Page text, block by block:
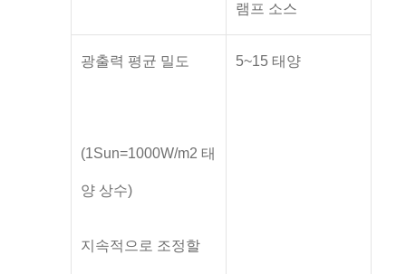
램프 소스
광출력 평균 밀도
(1Sun=1000W/m2 태
양 상수)
지속적으로 조정할
5~15 태양